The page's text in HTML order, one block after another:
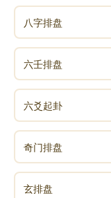
八字排盘
六壬排盘
六爻起卦
奇门排盘
玄排盘